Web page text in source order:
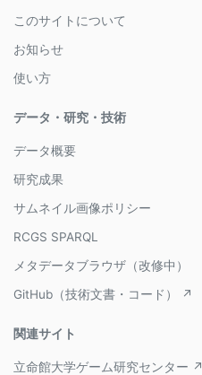
このサイトについて
お知らせ
使い方
データ・研究・技術
データ概要
研究成果
サムネイル画像ポリシー
RCGS SPARQL
メタデータブラウザ（改修中）
GitHub（技術文書・コード） ↗
関連サイト
立命館大学ゲーム研究センター ↗